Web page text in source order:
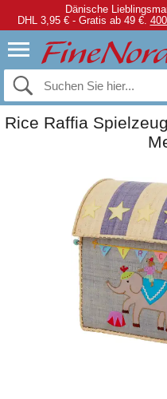
Dänische
DHL 3,95 € - Gratis ab 49 €.
Rice Raffia